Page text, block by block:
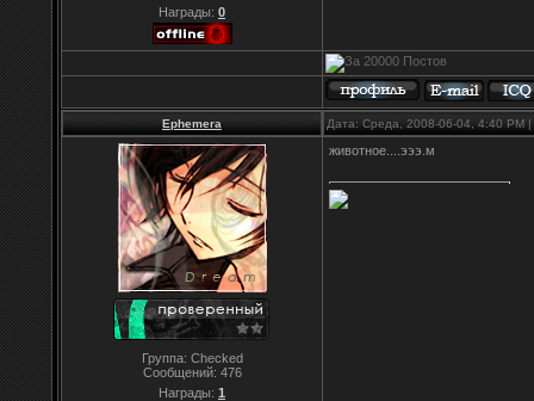
Награды: 0
Ephemera Дата: Среда, 2008-06-04, 4:40
Группа: Checked
Сообщений: 476
Награды: 1
животное....эээ.м